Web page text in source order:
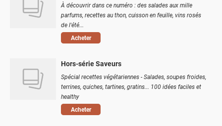
À découvrir dans ce numéro : des salades aux mille
parfums, recettes au thon, cuisson en feuille, vins rosés
de l'été...
Acheter
Hors-série Saveurs
Spécial recettes végétariennes - Salades, soupes froides,
terrines, quiches, tartines, gratins... 100 idées faciles et
healthy
Acheter